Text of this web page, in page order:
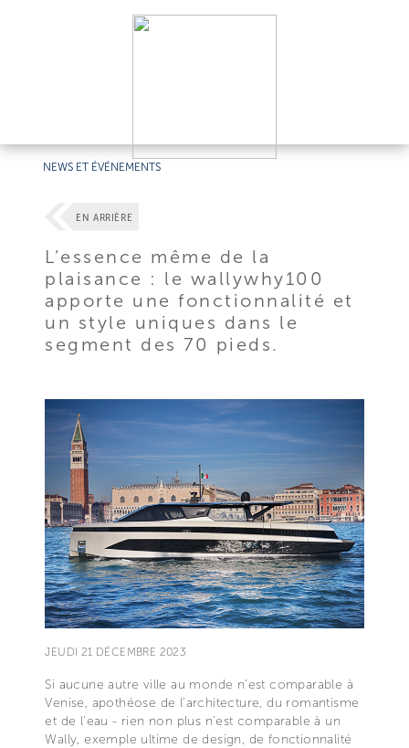
NEWS ET ÉVÉNEMENTS
EN ARRIÈRE
L’essence même de la
plaisance : le wallywhy100
apporte une fonctionnalité et
un style uniques dans le
segment des 70 pieds.
JEUDI 21 DÉCEMBRE 2023
Si aucune autre ville au monde n’est comparable à
Venise, apothéose de l'architecture, du romantisme
et de l'eau - rien non plus n’est comparable à un
Wally, exemple ultime de design, de fonctionnalité